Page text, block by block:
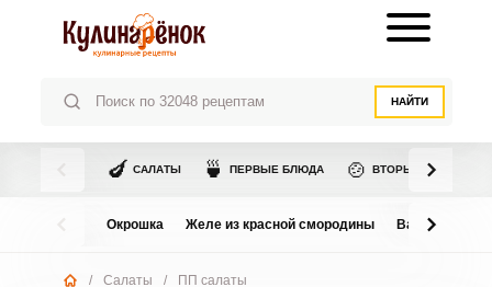
НАЙТИ
🍆 САЛАТЫ 🍵 ПЕРВЫЕ БЛЮДА 🍲 ВТОРЫЕ БЛЮДА
Окрошка Желе из красной смородины Варенье из
/ Салаты /
ПП салаты